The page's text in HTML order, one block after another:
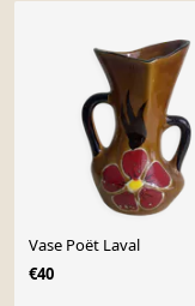
Vase Poët Laval
€40